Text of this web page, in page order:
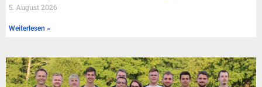
5. August 2026
Weiterlesen »